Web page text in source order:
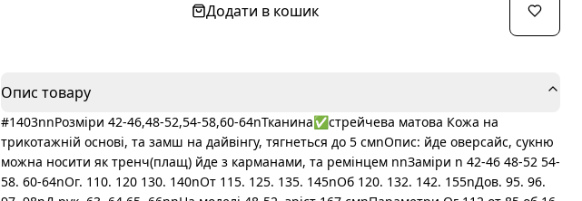
Додати в кошик
Опис товару
#1403nnРозміри 42-46,48-52,54-58,60-64nТканина✅стрейчева матова Кожа на
трикотажній основі, та замш на дайвінгу, тягнеться до 5 смnОпис: йде оверсайс, сукню
можна носити як тренч(плащ) йде з карманами, та ремінцем nnЗаміри n 42-46 48-52 54-
58. 60-64nОг. 110. 120 130. 140nОт 115. 125. 135. 145nОб 120. 132. 142. 155nДов. 95. 96.